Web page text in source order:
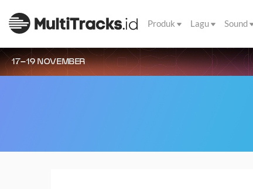
Produk Lagu Sound
17–19 NOVEMBER